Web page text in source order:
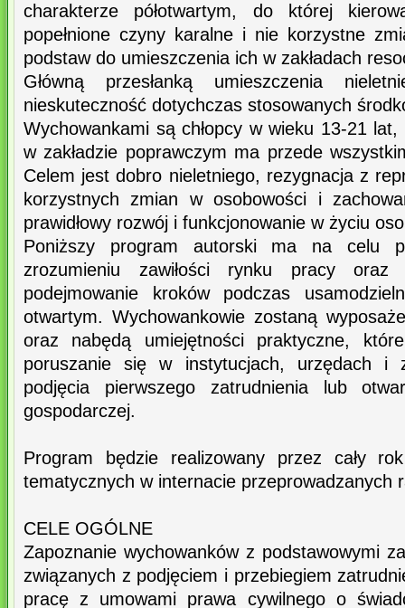
charakterze półotwartym, do której
popełnione czyny karalne i nie korzystne
podstaw do umieszczenia ich w zakładach
Główną przesłanką umieszczenia
nieskuteczność dotychczas stosowanych
Wychowankami są chłopcy w wieku 13-21
w zakładzie poprawczym ma przede
Celem jest dobro nieletniego, rezygnacja z
korzystnych zmian w osobowości i
prawidłowy rozwój i funkcjonowanie w życiu
Poniższy program autorski ma na celu
zrozumieniu zawiłości rynku pracy oraz
podejmowanie kroków podczas
otwartym. Wychowankowie zostaną
oraz nabędą umiejętności praktyczne,
poruszanie się w instytucjach, urzędach i
podjęcia pierwszego zatrudnienia lub
gospodarczej.
Program będzie realizowany przez cały
tematycznych w internacie przeprowadzanych
CELE OGÓLNE
Zapoznanie wychowanków z podstawowymi
związanych z podjęciem i przebiegiem
pracę z umowami prawa cywilnego o